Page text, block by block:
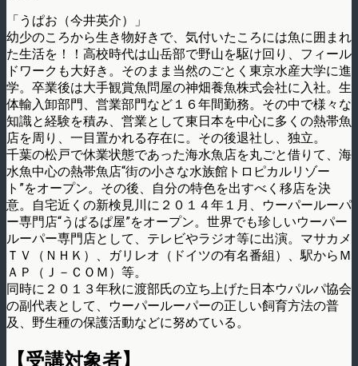
「うぱお（今井英介）」
幼少のころから生き物好きで、気付いたころには魚に囲まれ
た生活を！！高校時代は山岳部で野山を駆け回り、フィール
ドワークも大好き。そのまま当然のごとく東京水産大学に進
学。卒業後は大手観賞魚問屋の神畑養魚株式会社に入社。生
体輸入卸部門、営業部門など１６年間勤務。その中で様々な
知識と経験を積み、営業として東日本を中心に多くの熱帯魚
店を周り、一目置かれる存在に。その後退社し、独立。
千葉の松戸で休業状態であった海水魚店を丸ごと借りて、海
水魚中心の熱帯魚店“街の小さな水族館トロピカルリゾー
ト”をオープン。その後、自分の特色を出すべく移店を決
意。自宅近くの新検見川に２０１４年１月、ウーパールーパ
ー専門店“うぱるぱ屋”をオープン。世界でも珍しいウーパー
ルーパー専門店として、テレビやラジオ等に出演。マサカメ
ＴＶ（ＮＨＫ）、ガリレオ（ドイツの有名番組）、駅からＭ
ＡＰ（Ｊ－ＣＯＭ）等。
同時に２０１３年秋に渡部氏の立ち上げた日本ウパルパ協会
の副代表として、ウーパールーパーの正しい飼育方法の普
及、野生種の保護活動などに努めている。
【受講対象者】